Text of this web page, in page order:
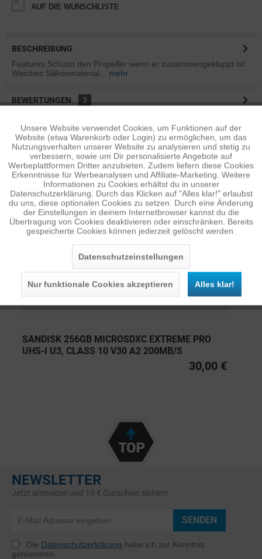
AUF DIE WUNSCHLISTE
BESCHREIBUNG
Features Schützt den Propeller wenn er zusammengeklappt ist
Weiches Silikonmaterial...
mehr
BEWERTUNGEN
3
ÄHNLICHE ARTIKEL
Diese Artikel sind dem Produkt ähnlich ...mehr
Persönliche Empfehlungen
SANDISK 256GB MICROSDXC EXTREME PRO
UHS-I U3, CLASS 10 V30 A2 200MB/S
30,00 €
NEWSLETTER
Jetzt anmelden und 10 € Gutschein sichern
SENDEN
Die Datenschutzerklärung habe ich zur Kenntnis
genommen.
Funktionale Aktiv
Tracking Inaktiv
Personalisierung Inaktiv
Service Inaktiv
Unsere Website verwendet Cookies, um Funktionen auf der
Website (etwa Warenkorb oder Login) zu ermöglichen, um das
Nutzungsverhalten unserer Website zu analysieren und stetig zu
verbessern, sowie um Dir personalisierte Angebote auf
Werbeplattformen Dritter anzubieten. Zudem liefern diese Cookies
Erkenntnisse für Werbeanalysen und Affiliate-Marketing. Weitere
Informationen zu Cookies erhältst du in unserer
Datenschutzerklärung. Durch das Klicken auf "Alles klar!" erlaubst
du uns, diese optionalen Cookies zu setzen. Durch eine Änderung
der Einstellungen in deinem Internetbrowser kannst du die
Übertragung von Cookies deaktivieren oder einschränken. Bereits
gespeicherte Cookies können jederzeit gelöscht werden.
Datenschutzeinstellungen
Nur funktionale Cookies akzeptieren Alles klar!